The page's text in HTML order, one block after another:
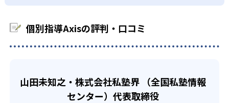
東京成徳大学中学校 -
海城中学校 -
個別指導Axisの評判・口コミ
山田未知之・株式会社私塾界 （全国私塾情報
センター）代表取締役